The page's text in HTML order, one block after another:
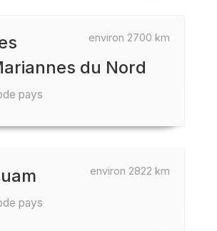
environ 2700 km
du Nord
pays
environ 2822 km
pays